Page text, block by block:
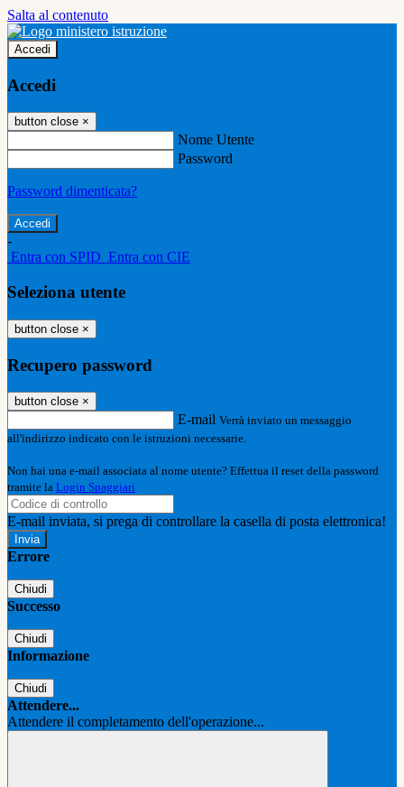
Salta al contenuto
Accedi
Accedi
button close ×
Nome Utente
Password
Password dimenticata?
-
Entra con SPID Entra con CIE
Seleziona utente
button close ×
Recupero password
button close ×
E-mail Verrà inviato un messaggio
all'indirizzo indicato con le istruzioni necessarie.
Non hai una e-mail associata al nome utente? Effettua il reset della password
tramite la Login Spaggiari
E-mail inviata, si prega di controllare la casella di posta elettronica!
Errore
Chiudi
Successo
Chiudi
Informazione
Chiudi
Attendere...
Attendere il completamento dell'operazione...